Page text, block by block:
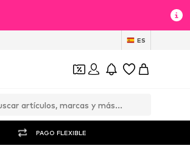
ES
PAGO FLEXIBLE